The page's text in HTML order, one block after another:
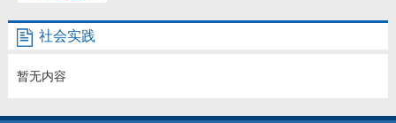
招生信息
学生信息
社会实践
暂无内容